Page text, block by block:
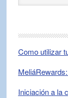
Como utilizar
Iniciación a la